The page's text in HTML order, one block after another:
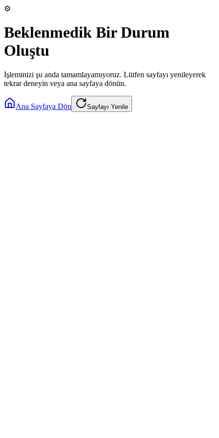
⚙️
Beklenmedik Bir Durum
Oluştu
İşleminizi şu anda tamamlayamıyoruz. Lütfen sayfayı yenileyerek
tekrar deneyin veya ana sayfaya dönün.
Ana Sayfaya Dön Sayfayı Yenile